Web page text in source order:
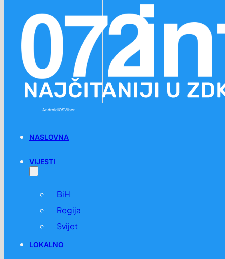
AndroidiOSViber
NASLOVNA
VIJESTI
BiH
Regija
Svijet
LOKALNO